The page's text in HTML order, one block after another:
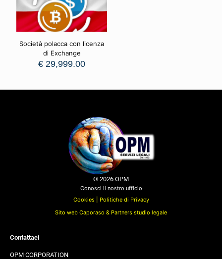
Società polacca con licenza
di Exchange
€ 29,999.00
© 2026 OPM
Conosci il nostro ufficio
Cookies |
Politiche di Privacy
Sito web Caporaso & Partners studio legale
Contattaci
OPM CORPORATION